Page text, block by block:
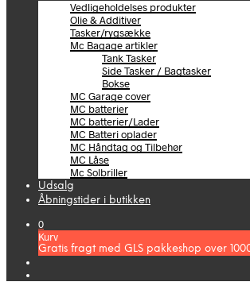
Vedligeholdelses produkter
Olie & Additiver
Tasker/rygsække
Mc Bagage artikler
Tank Tasker
Side Tasker / Bagtasker
Bokse
MC Garage cover
MC batterier
MC batterier/Lader
MC Batteri oplader
MC Håndtag og Tilbehør
MC Låse
Mc Solbriller
Udsalg
Åbningstider i butikken
0
Kurv
Gratis fragt med GLS pakkeshop over